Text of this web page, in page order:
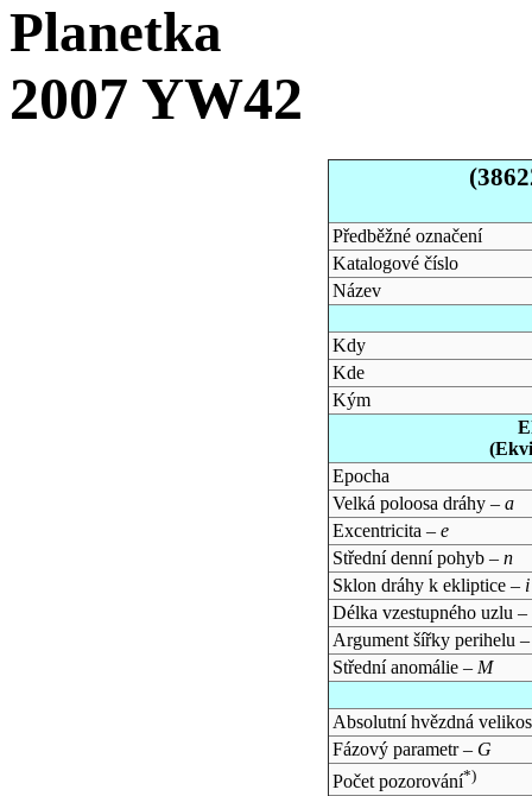
Planetka
2007 YW42
Předběžné označení
Katalogové číslo
Název
Kdy
Kde
Kým
Epocha
Velká poloosa dráhy – a
Excentricita – e
Střední denní pohyb – n
Sklon dráhy k ekliptice – i
Délka vzestupného uzlu –
Argument šířky perihelu
Střední anomálie – M
Absolutní hvězdná
Fázový parametr – G
Počet pozorování*)